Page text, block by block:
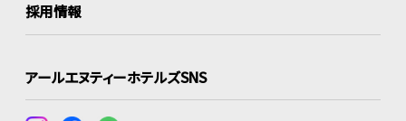
採用情報
アールエヌティーホテルズSNS